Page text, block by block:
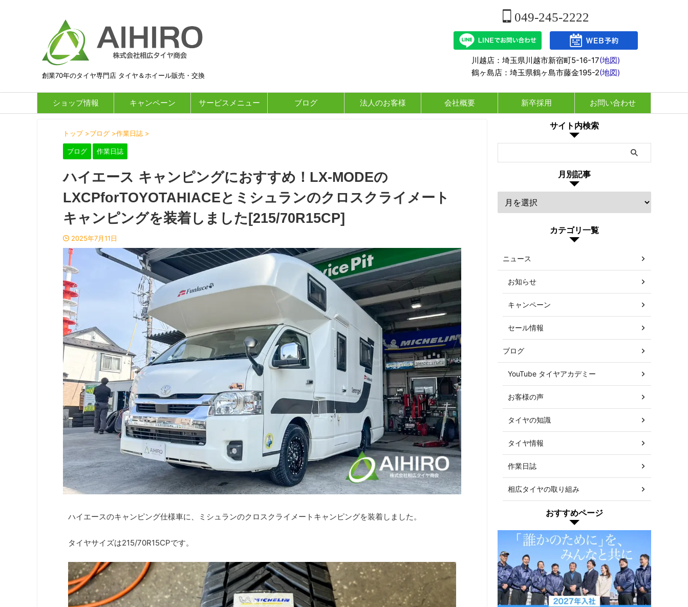
創業70年のタイヤ専門店 タイヤ＆ホイール販売・交換
049-245-2222
川越店：埼玉県川越市新宿町5-16-17(地図)
鶴ヶ島店：埼玉県鶴ヶ島市藤金195-2(地図)
ショップ情報 キャンペーン サービスメニュー ブログ 法人のお客様 会社概要 新卒採用 お問い合わせ
トップ >ブログ >作業日誌 >
ブログ 作業日誌
ハイエース キャンピングにおすすめ！LX-MODEの
LXCPforTOYOTAHIACEとミシュランのクロスクライメート
キャンピングを装着しました[215/70R15CP]
2025年7月11日
ハイエースのキャンピング仕様車に、ミシュランのクロスクライメートキャンピングを装着しました。
タイヤサイズは215/70R15CPです。
サイト内検索
月別記事
カテゴリ一覧
ニュース
お知らせ
キャンペーン
セール情報
ブログ
YouTube タイヤアカデミー
お客様の声
タイヤの知識
タイヤ情報
作業日誌
相広タイヤの取り組み
おすすめページ